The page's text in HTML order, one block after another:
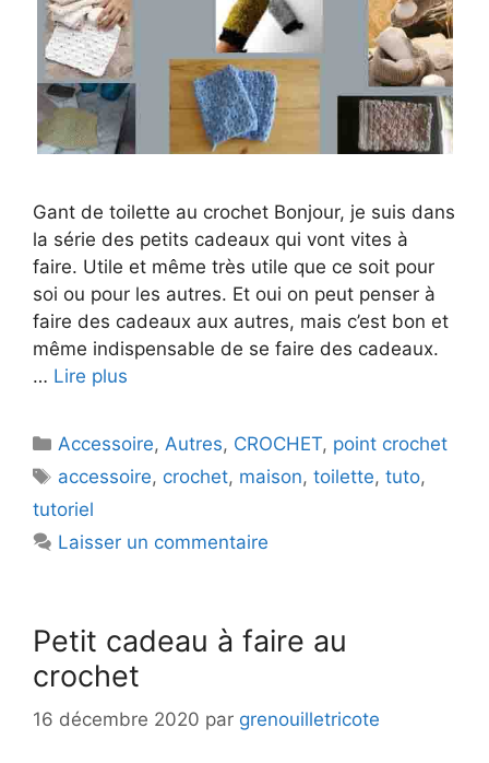
Gant de toilette au crochet Bonjour, je suis dans
la série des petits cadeaux qui vont vites à
faire. Utile et même très utile que ce soit pour
soi ou pour les autres. Et oui on peut penser à
faire des cadeaux aux autres, mais c’est bon et
même indispensable de se faire des cadeaux.
… Lire plus
Catégories
Accessoire, Autres, CROCHET, point crochet
Étiquettes
accessoire, crochet, maison,toilette,tuto,
tutoriel
Laisser un commentaire
Petit cadeau à faire au
crochet
16 décembre 2020 par grenouilletricote